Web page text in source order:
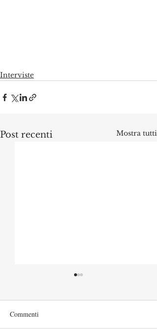
Interviste
Post recenti Mostra tutti
Commenti